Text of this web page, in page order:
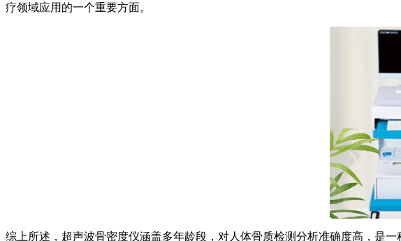
疗领域应用的一个重要方面。
综上所述，超声波骨密度仪涵盖多年龄段，对人体骨质检测分析准确度高，是